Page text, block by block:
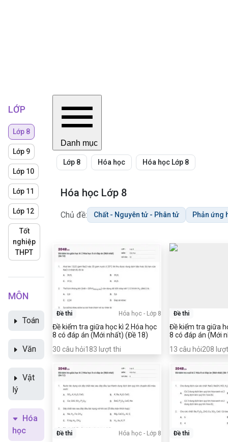
LỚP
Lớp 8
Lớp 9
Lớp 10
Lớp 11
Lớp 12
Tốt
nghiệp
THPT
MÔN
Toán
Văn
Vật
lý
Hóa
học
Danh mục
Lớp 8 Hóa học Hóa học Lớp 8
Hóa học Lớp 8
Chủ đề: Chất - Nguyên tử - Phân tử Phản ứng
Đề thi Hóa học - Lớp 8
Đề kiểm tra giữa học kì 2 Hóa học
8 có đáp án (Mới nhất) (Đề 18)
30 câu hỏi183 lượt thi
Đề thi
Đề kiểm tra giữa
8 có đáp án (Mới
13 câu hỏi208
Đề thi Hóa học - Lớp 8 Đề thi